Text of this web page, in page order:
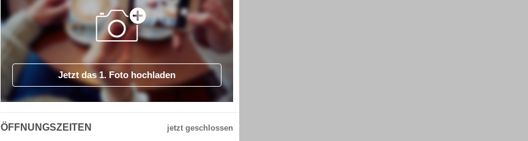
Jetzt das 1. Foto hochladen
ÖFFNUNGSZEITEN